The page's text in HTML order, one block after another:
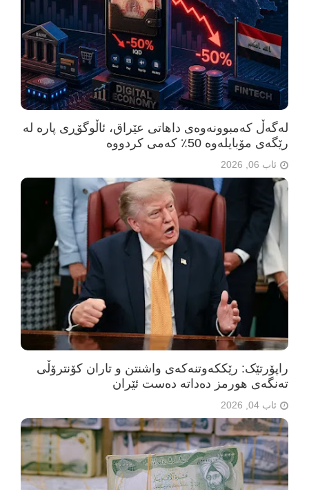
لەگەڵ کەمبوونەوەی داهاتی عێراق، ئاڵوگۆڕی پارە لە
رێگەی مۆبایلەوە 50٪ کەمی کردووە
ئاب 06, 2026
راپۆرتێک: رێککەوتنەکەی واشنتن و تاران کۆنترۆڵی
تەنگەی هورمز دەداتە دەست ئێران
ئاب 04, 2026